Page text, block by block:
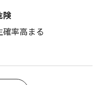
険
確率高まる